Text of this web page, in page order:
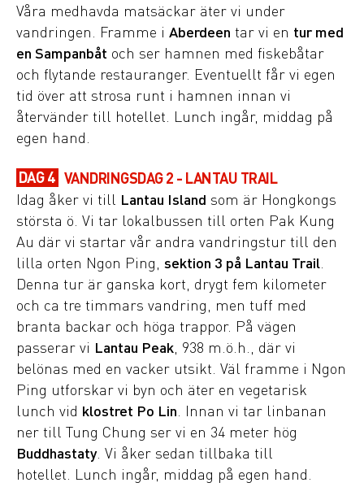
Våra medhavda matsäckar äter vi under
vandringen. Framme i Aberdeen tar vi en tur med
en Sampanbåt och ser hamnen med fiskebåtar
och flytande restauranger. Eventuellt får vi egen
tid över att strosa runt i hamnen innan vi
återvänder till hotellet. Lunch ingår, middag på
egen hand.
DAG 4 VANDRINGSDAG 2 - LANTAU TRAIL
Idag åker vi till Lantau Island som är Hongkongs
största ö. Vi tar lokalbussen till orten Pak Kung
Au där vi startar vår andra vandringstur till den
lilla orten Ngon Ping, sektion 3 på Lantau Trail
Denna tur är ganska kort, drygt fem kilometer
och ca tre timmars vandring, men tuff med
branta backar och höga trappor. På vägen
passerar vi Lantau Peak , 938 m.ö.h., där vi
belönas med en vacker utsikt. Väl framme i Ngon
Ping utforskar vi byn och äter en vegetarisk
lunch vid klostret Po Lin . Innan vi tar linbanan
ner till Tung Chung ser vi en 34 meter hög
Buddhastaty. Vi åker sedan tillbaka till
hotellet. Lunch ingår, middag på egen hand.